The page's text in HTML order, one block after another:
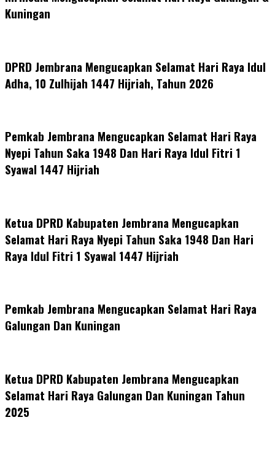
Kuningan
DPRD Jembrana Mengucapkan Selamat Hari Raya Idul
Adha, 10 Zulhijah 1447 Hijriah, Tahun 2026
Pemkab Jembrana Mengucapkan Selamat Hari Raya
Nyepi Tahun Saka 1948 Dan Hari Raya Idul Fitri 1
Syawal 1447 Hijriah
Ketua DPRD Kabupaten Jembrana Mengucapkan
Selamat Hari Raya Nyepi Tahun Saka 1948 Dan Hari
Raya Idul Fitri 1 Syawal 1447 Hijriah
Pemkab Jembrana Mengucapkan Selamat Hari Raya
Galungan Dan Kuningan
Ketua DPRD Kabupaten Jembrana Mengucapkan
Selamat Hari Raya Galungan Dan Kuningan Tahun
2025